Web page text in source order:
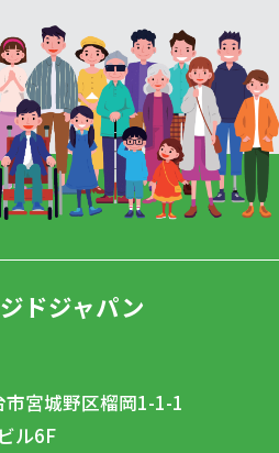
ドジャパン
市宮城野区榴岡1-1-1
ル6F